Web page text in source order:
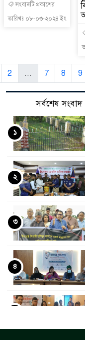
সংবাদটি প্রকাশের
তারিখঃ ০৮-০৩-২০২৪ ইং
2 ... 7 8 9
সর্বশেষ সংবাদ
১
২
৩
৪